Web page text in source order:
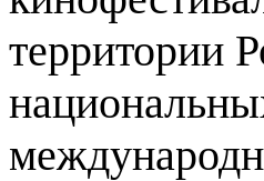
территории